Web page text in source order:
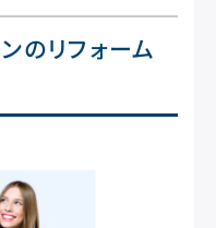
のリフォーム